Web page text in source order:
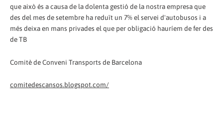
que això és a causa de la dolenta gestió de la nostra empresa que
des del mes de setembre ha reduït un 7% el servei d'autobusos i a
més deixa en mans privades el que per obligació hauríem de fer des
de TB
Comitè de Conveni Transports de Barcelona
comitedescansos.blogspot.com/